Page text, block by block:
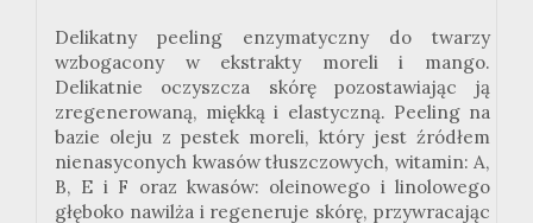
Delikatny peeling enzymatyczny do twarzy
wzbogacony w ekstrakty moreli i mango.
Delikatnie oczyszcza skórę pozostawiając ją
zregenerowaną, miękką i elastyczną. Peeling na
bazie oleju z pestek moreli, który jest źródłem
nienasyconych kwasów tłuszczowych, witamin: A,
B, E i F oraz kwasów: oleinowego i linolowego
głęboko nawilża i regeneruje skórę, przywracając